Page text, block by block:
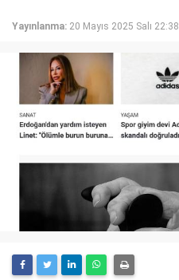
Yayınlanma: 20 Mayıs 2025 Salı 22:38